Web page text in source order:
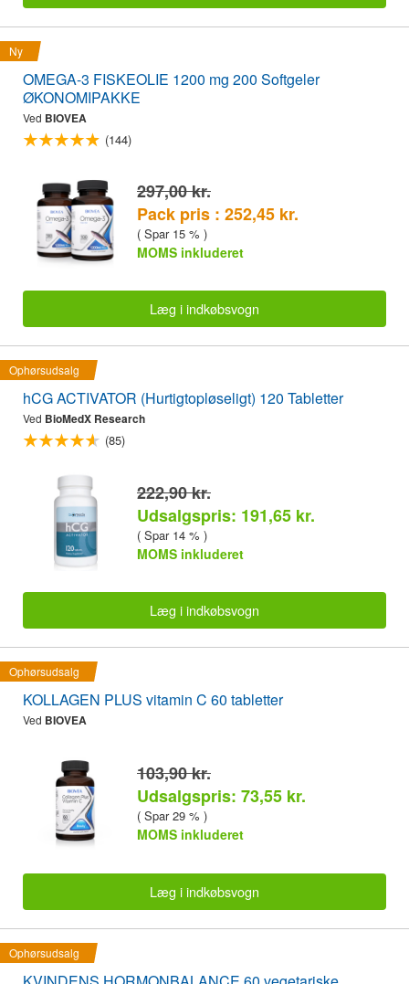
Ny
OMEGA-3 FISKEOLIE 1200 mg 200 Softgeler
ØKONOMIPAKKE
Ved BIOVEA
(144)
297,00 kr.
Pack pris : 252,45 kr.
( Spar 15 % )
MOMS inkluderet
Læg i indkøbsvogn
Ophørsudsalg
hCG ACTIVATOR (Hurtigtopløseligt) 120 Tabletter
Ved BioMedX Research
(85)
222,90 kr.
Udsalgspris: 191,65 kr.
( Spar 14 % )
MOMS inkluderet
Læg i indkøbsvogn
Ophørsudsalg
KOLLAGEN PLUS vitamin C 60 tabletter
Ved BIOVEA
103,90 kr.
Udsalgspris: 73,55 kr.
( Spar 29 % )
MOMS inkluderet
Læg i indkøbsvogn
Ophørsudsalg